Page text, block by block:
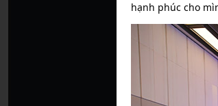
hạnh phúc cho